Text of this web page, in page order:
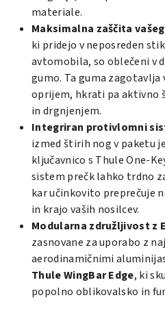
materiale.
Maksimalna zaščita
ki pridejo v neposreden
avtomobila, so oblečeni v
gumo. Ta guma
oprijem, hkrati pa aktivno
in drgnjenjem.
Integriran protivlomni
izmed štirih nog v paketu
ključavnico s Thule One-
sistem prečk lahko trdno
kar učinkovito preprečuje
in krajo vaših nosilcev.
Modularna združljivost z
zasnovane za uporabo z
aerodinamičnimi
Thule WingBar Edge, ki
popolno oblikovalsko in